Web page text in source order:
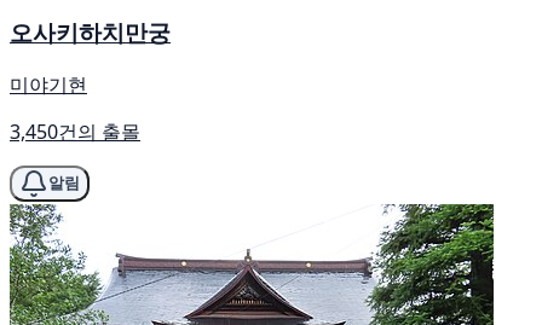
오사키하치만궁
미야기현
3,450건의 출몰
알림